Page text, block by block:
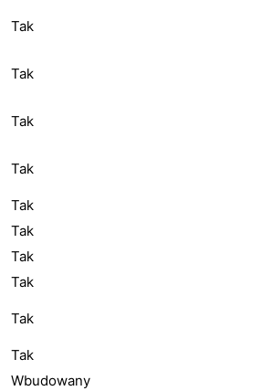
Tak
Tak
Tak
Tak
Tak
Tak
Tak
Tak
Tak
Tak
Wbudowany